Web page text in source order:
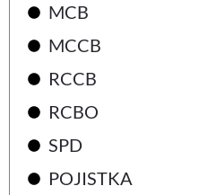
MCB
MCCB
RCCB
RCBO
SPD
POJISTKA